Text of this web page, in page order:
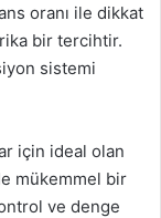
oranı ile dikkat
bir tercihtir.
sistemi
için ideal olan
mükemmel bir
ve denge